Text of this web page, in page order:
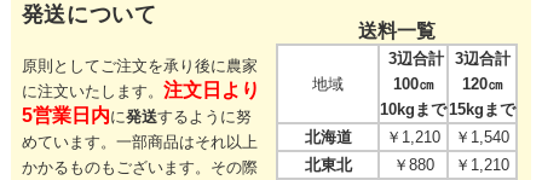
発送について
原則としてご注文を承り後に農家
に注文いたします。 注文日より
5営業日内に発送するように努
めています。一部商品はそれ以上
かかるものもございます。その際
送料一覧
地域
3辺合計
100㎝
10kgまで
3辺合計
120㎝
15kgまで
北海道
￥1,210
￥1,540
北東北
￥880
￥1,210